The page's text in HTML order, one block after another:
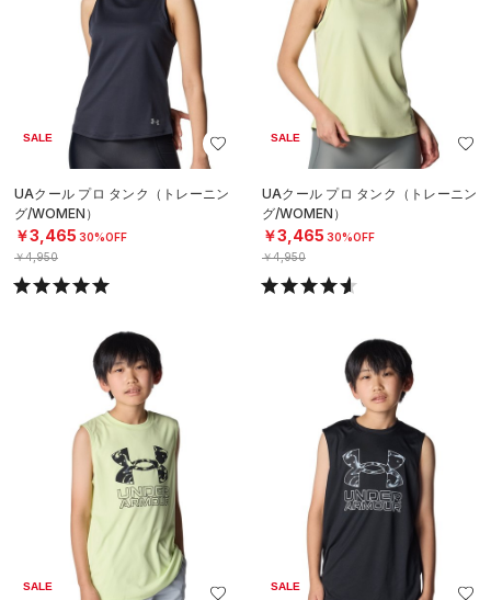
SALE
UAクール プロ タンク（トレーニン
グ/WOMEN）
￥3,465 30%OFF
￥4,950
SALE
UAクール プロ タンク（トレーニン
グ/WOMEN）
￥3,465 30%OFF
￥4,950
SALE SALE